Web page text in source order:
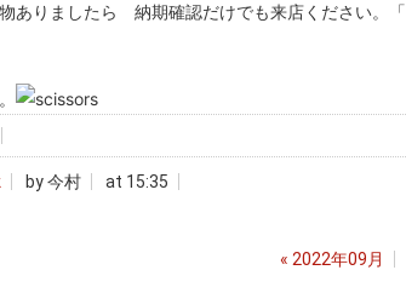
ありましたら 納期確認だけでも来店ください。「
by 今村
at 15:35
« 2022年09月